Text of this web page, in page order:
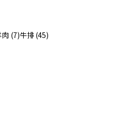
(7)牛排 (45)